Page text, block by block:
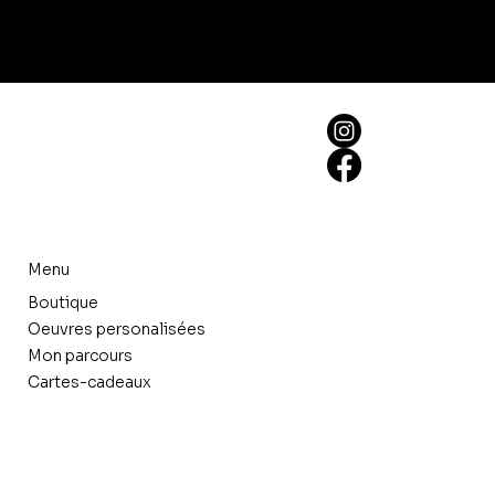
Menu
Boutique
Oeuvres personalisées
Mon parcours
Cartes-cadeaux